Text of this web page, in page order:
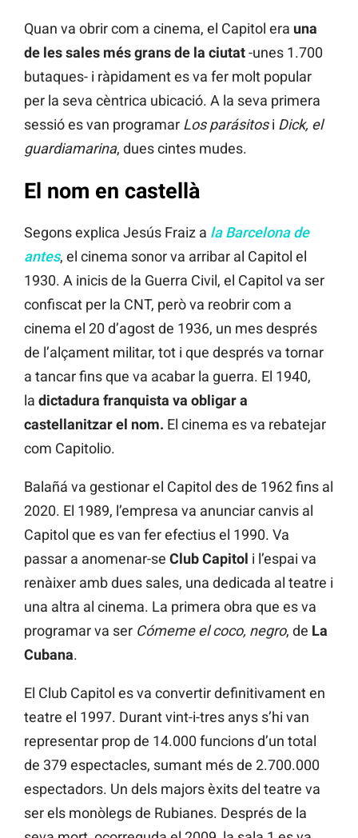
Quan va obrir com a cinema, el Capitol era una
de les sales més grans de la ciutat-unes 1.700
butaques- i ràpidament es va fer molt popular
per la seva cèntrica ubicació. A la seva primera
sessió es van programar Los parásitosi Dick, el
guardiamarina, dues cintes mudes.
El nom en castellà
Segons explica Jesús Fraiz a la Barcelona de
antes, el cinema sonor va arribar al Capitol el
1930. A inicis de la Guerra Civil, el Capitol va ser
confiscat per la CNT, però va reobrir com a
cinema el 20 d’agost de 1936, un mes després
de l’alçament militar, tot i que després va tornar
a tancar fins que va acabar la guerra. El 1940,
la dictadura franquista va obligar a
castellanitzar el nom. El cinema es va rebatejar
com Capitolio.
Balañá va gestionar el Capitol des de 1962 fins al
2020. El 1989, l’empresa va anunciar canvis al
Capitol que es van fer efectius el 1990. Va
passar a anomenar-se Club Capitol i l’espai va
renàixer amb dues sales, una dedicada al teatre i
una altra al cinema. La primera obra que es va
programar va ser Cómeme el coco, negro, de La
Cubana.
El Club Capitol es va convertir definitivament en
teatre el 1997. Durant vint-i-tres anys s’hi van
representar prop de 14.000 funcions d’un total
de 379 espectacles, sumant més de 2.700.000
espectadors. Un dels majors èxits del teatre va
ser els monòlegs de Rubianes. Després de la